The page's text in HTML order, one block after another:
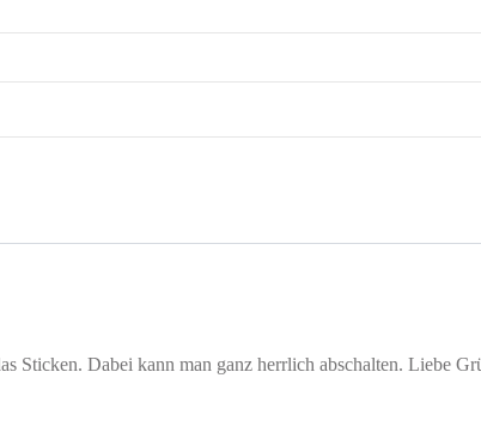
Sticken. Dabei kann man ganz herrlich abschalten. Liebe